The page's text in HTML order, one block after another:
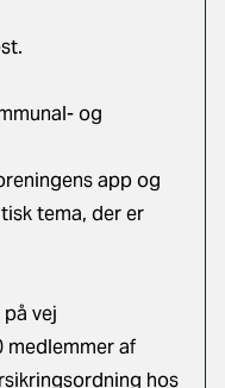
og
app og
tema, der er
vej
medlemmer af
hos